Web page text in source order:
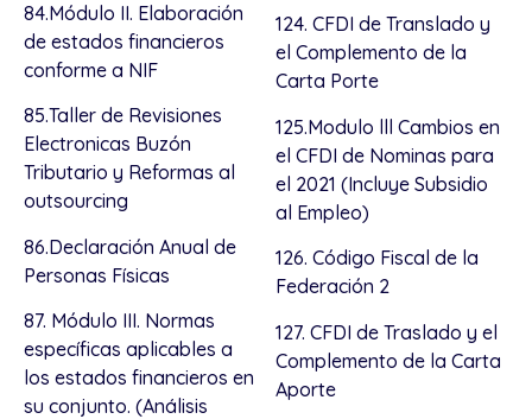
84.Módulo II. Elaboración
de estados financieros
conforme a NIF
85.Taller de Revisiones
Electronicas Buzón
Tributario y Reformas al
outsourcing
86.Declaración Anual de
Personas Físicas
87. Módulo III. Normas
específicas aplicables a
los estados financieros en
su conjunto. (Análisis
124. CFDI de Translado y
el Complemento de la
Carta Porte
125.Modulo lll Cambios en
el CFDI de Nominas para
el 2021 (Incluye Subsidio
al Empleo)
126. Código Fiscal de la
Federación 2
127. CFDI de Traslado y el
Complemento de la Carta
Aporte